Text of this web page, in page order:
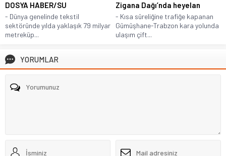
DOSYA HABER/SU
- Dünya genelinde tekstil
sektöründe yılda yaklaşık 79 milyar
metreküp...
Zigana Dağı’nda heyelan
- Kısa süreliğine trafiğe kapanan
Gümüşhane-Trabzon kara yolunda
ulaşım çift...
YORUMLAR